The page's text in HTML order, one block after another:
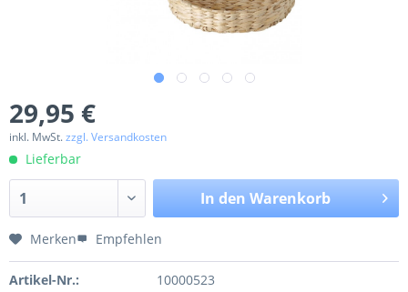
29,95 €
inkl. MwSt.zzgl. Versandkosten
Lieferbar
In den Warenkorb
Merken Empfehlen
Artikel-Nr.: 10000523